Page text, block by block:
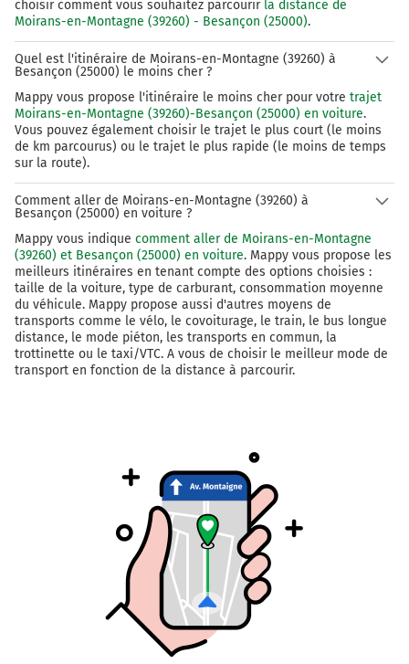
Continuer sur 400 mètres
E23
N57
Besançon
Pirey
Pouilley-les-Vignes
Gray
Continuer E23 (Rue de Vesoul) sur 1,1 kilomètre
E23
N57
LAUSANNE
BESANÇON
147 km
E23
MONTBÉLIARD
BESANÇON-CENTRE
PALENTE
ST CLAUDE
148 km
Au rond-point, prendre la 3ème sortie sur N57 (Rue de
Vesoul) et continuer sur 500 mètres
148 km
choisir comment vous souhaitez parcourir la distance de
Moirans-en-Montagne (39260) - Besançon (25000).
Quel est l'itinéraire de Moirans-en-Montagne (39260) à
Besançon (25000) le moins cher ?
Mappy vous propose l'itinéraire le moins cher pour votre trajet
Moirans-en-Montagne (39260)-Besançon (25000) en voiture.
Vous pouvez également choisir le trajet le plus court (le moins
de km parcourus) ou le trajet le plus rapide (le moins de temps
sur la route).
Comment aller de Moirans-en-Montagne (39260) à
Besançon (25000) en voiture ?
Mappy vous indique comment aller de Moirans-en-Montagne
(39260) et Besançon (25000) en voiture. Mappy vous propose les
meilleurs itinéraires en tenant compte des options choisies :
taille de la voiture, type de carburant, consommation moyenne
du véhicule. Mappy propose aussi d'autres moyens de
transports comme le vélo, le covoiturage, le train, le bus longue
distance, le mode piéton, les transports en commun, la
trottinette ou le taxi/VTC. A vous de choisir le meilleur mode de
transport en fonction de la distance à parcourir.